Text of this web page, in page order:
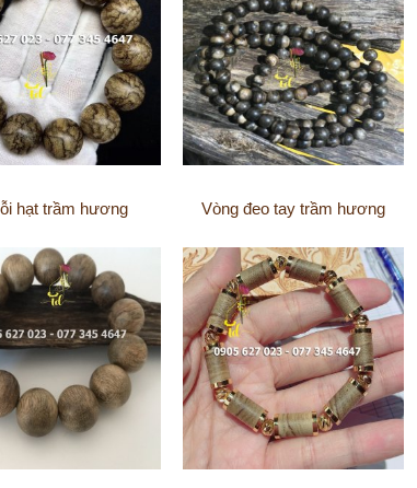
hạt trầm hương Vòng đeo tay trầm hương